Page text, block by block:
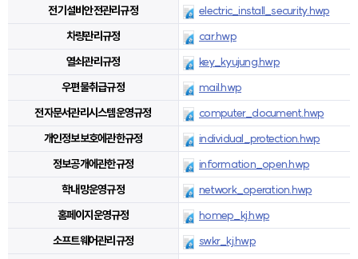
전기설비안전관리규정
electric_install_security.hwp
차량관리규정
car.hwp
열쇠관리규정
key_kyujung.hwp
우편물취급규정
mail.hwp
전자문서관리시스템운영규정
computer_document.hwp
개인정보보호에관한규정
individual_protection.hwp
정보공개에관한규정
information_open.hwp
학내망운영규정
network_operation.hwp
홈페이지운영규정
homep_kj.hwp
소프트웨어관리규정
swkr_kj.hwp